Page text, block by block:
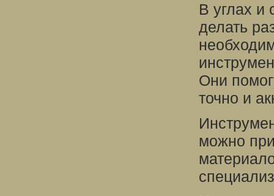
В углах и
делать
Они
точно и
можно